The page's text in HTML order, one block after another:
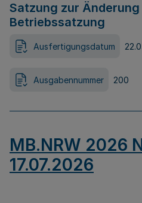
Satzung zur Änderung
Betriebssatzung
Ausfertigungsdatum
Ausgabennummer 200
MB.NRW 2026
17.07.2026